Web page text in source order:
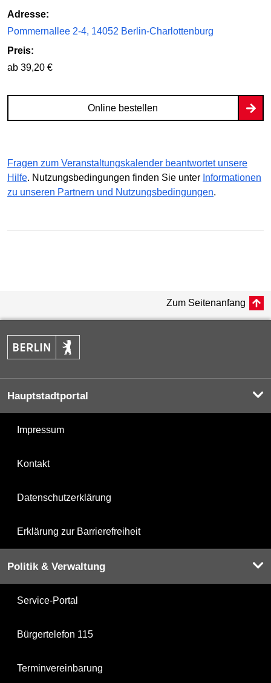
Adresse:
Pommernallee 2-4, 14052 Berlin-Charlottenburg
Preis:
ab 39,20 €
Online bestellen
Fragen zum Veranstaltungskalender beantwortet unsere
Hilfe. Nutzungsbedingungen finden Sie unter Informationen
zu unseren Partnern und Nutzungsbedingungen.
Zum Seitenanfang
Hauptstadtportal
Impressum
Kontakt
Datenschutzerklärung
Erklärung zur Barrierefreiheit
Politik & Verwaltung
Service-Portal
Bürgertelefon 115
Terminvereinbarung